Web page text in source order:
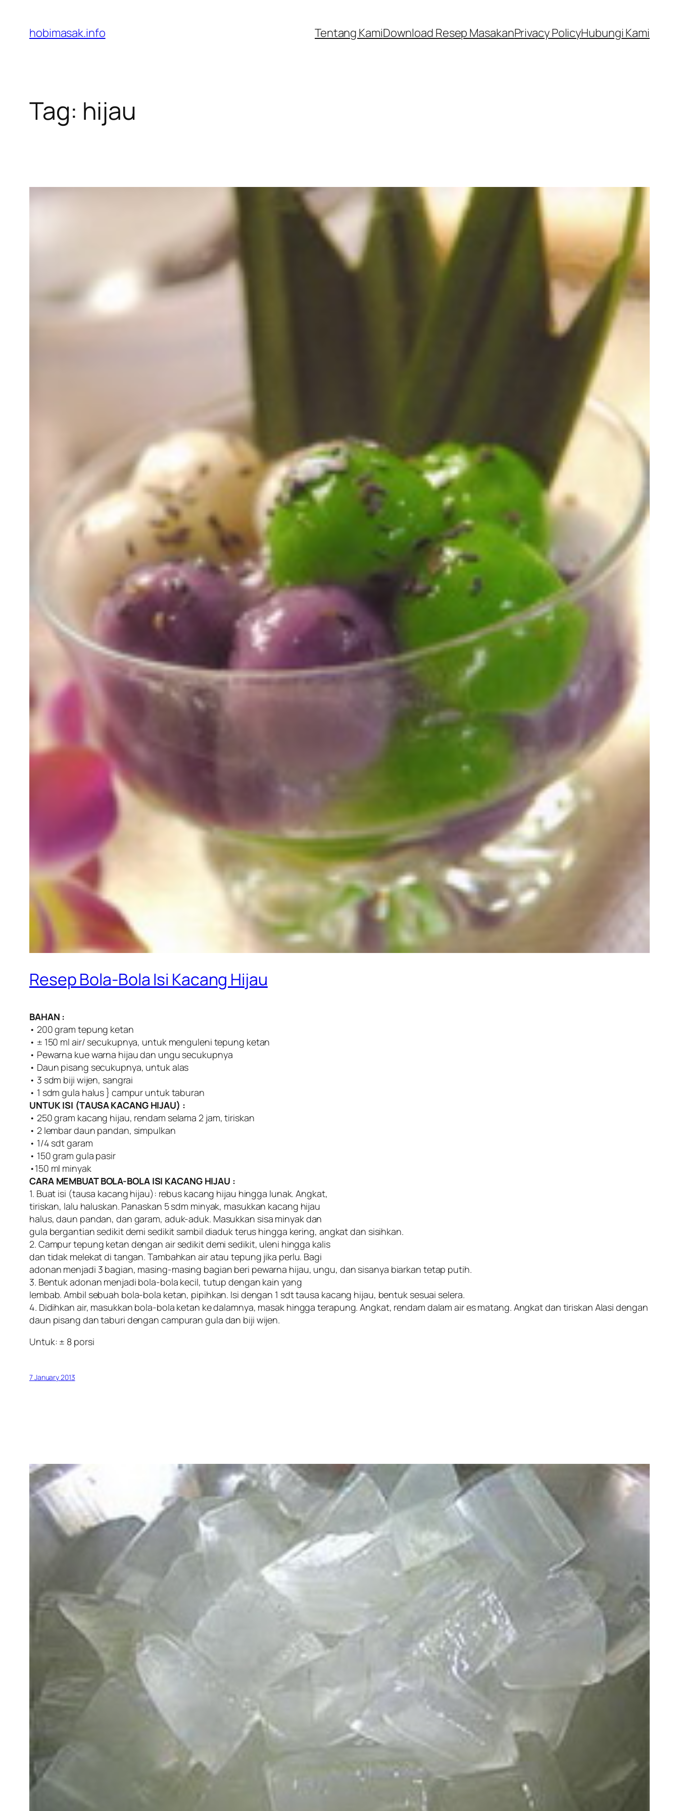
content
hobimasak.info Tentang KamiDownload Resep MasakanPrivacy PolicyHubungi Kami
Tag: hijau
Resep Bola-Bola Isi Kacang Hijau
BAHAN :
• 200 gram tepung ketan
• ± 150 ml air/ secukupnya, untuk menguleni tepung ketan
• Pewarna kue warna hijau dan ungu secukupnya
• Daun pisang secukupnya, untuk alas
• 3 sdm biji wijen, sangrai
• 1 sdm gula halus } campur untuk taburan
UNTUK ISI (TAUSA KACANG HIJAU) :
• 250 gram kacang hijau, rendam selama 2 jam, tiriskan
• 2 lembar daun pandan, simpulkan
• 1/4 sdt garam
• 150 gram gula pasir
•150 ml minyak
CARA MEMBUAT BOLA-BOLA ISI KACANG HIJAU :
1. Buat isi (tausa kacang hijau): rebus kacang hijau hingga lunak. Angkat,
tiriskan, lalu haluskan. Panaskan 5 sdm minyak, masukkan kacang hijau
halus, daun pandan, dan garam, aduk-aduk. Masukkan sisa minyak dan
gula bergantian sedikit demi sedikit sambil diaduk terus hingga kering, angkat dan sisihkan.
2. Campur tepung ketan dengan air sedikit demi sedikit, uleni hingga kalis
dan tidak melekat di tangan. Tambahkan air atau tepung jika perlu. Bagi
adonan menjadi 3 bagian, masing-masing bagian beri pewarna hijau, ungu, dan sisanya biarkan tetap putih.
3. Bentuk adonan menjadi bola-bola kecil, tutup dengan kain yang
lembab. Ambil sebuah bola-bola ketan, pipihkan. Isi dengan 1 sdt tausa kacang hijau, bentuk sesuai selera.
4. Didihkan air, masukkan bola-bola ketan ke dalamnya, masak hingga terapung. Angkat, rendam dalam air es matang. Angkat dan tiriskan Alasi dengan
daun pisang dan taburi dengan campuran gula dan biji wijen.
Untuk: ± 8 porsi
7 January 2013